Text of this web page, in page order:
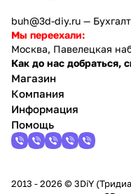
buh@3d-diy.ru —
Мы переехали:
Москва, Павелецкая
Как до нас добраться,
Магазин
Компания
Информация
Помощь
2013 - 2026 © 3DiY